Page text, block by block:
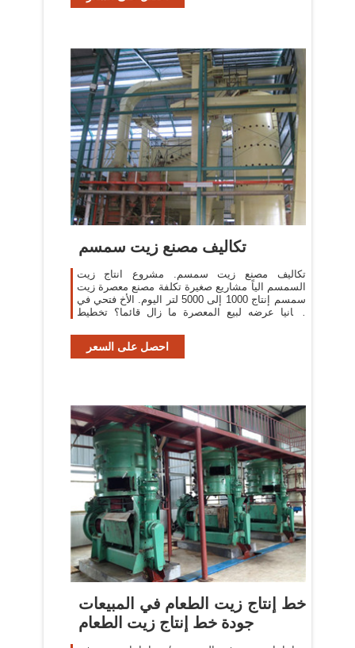
تكاليف مصنع زيت سمسم
تكاليف مصنع زيت سمسم. مشروع انتاج زيت
السمسم الياً مشاريع صغيرة تكلفة مصنع معصرة زيت
سمسم إنتاج 1000 إلى 5000 لتر اليوم. الأخ فتحي في
ألمانيا عرضه لبيع المعصرة ما زال قائما؟ تخطيط
احصل على السعر
خط إنتاج زيت الطعام في المبيعات
جودة خط إنتاج زيت الطعام